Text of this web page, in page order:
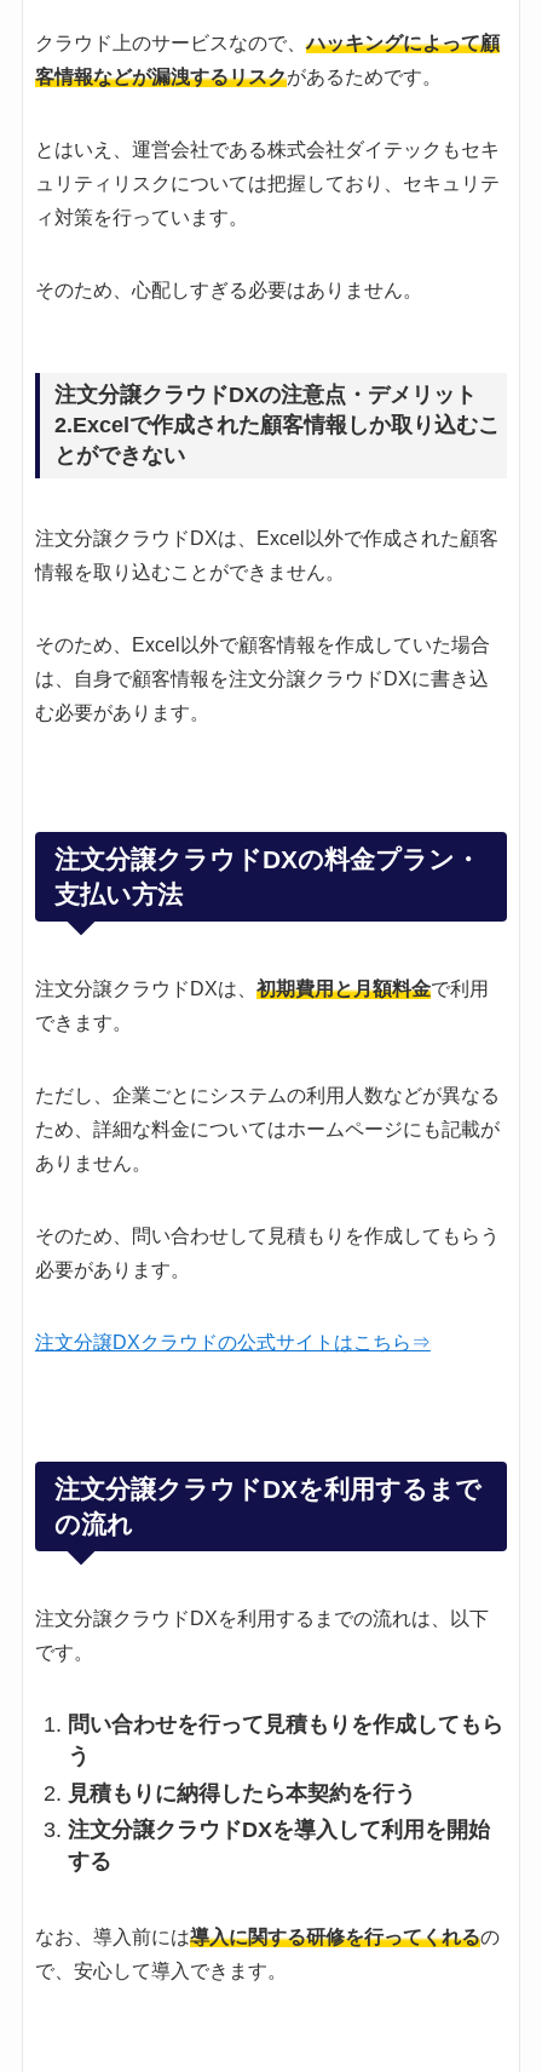
クラウド上のサービスなので、ハッキングによって顧
客情報などが漏洩するリスクがあるためです。
とはいえ、運営会社である株式会社ダイテックもセキ
ュリティリスクについては把握しており、セキュリテ
ィ対策を行っています。
そのため、心配しすぎる必要はありません。
注文分譲クラウドDXの注意点・デメリット
2.Excelで作成された顧客情報しか取り込むこ
とができない
注文分譲クラウドDXは、Excel以外で作成された顧客
情報を取り込むことができません。
そのため、Excel以外で顧客情報を作成していた場合
は、自身で顧客情報を注文分譲クラウドDXに書き込
む必要があります。
注文分譲クラウドDXの料金プラン・
支払い方法
注文分譲クラウドDXは、 初期費用と月額料金で利用
できます。
ただし、企業ごとにシステムの利用人数などが異なる
ため、詳細な料金についてはホームページにも記載が
ありません。
そのため、問い合わせして見積もりを作成してもらう
必要があります。
注文分譲DXクラウドの公式サイトはこちら⇒
注文分譲クラウドDXを利用するまで
の流れ
注文分譲クラウドDXを利用するまでの流れは、以下
です。
問い合わせを行って見積もりを作成してもら
う
見積もりに納得したら本契約を行う
注文分譲クラウドDXを導入して利用を開始
する
なお、導入前には導入に関する研修を行ってくれるの
で、安心して導入できます。